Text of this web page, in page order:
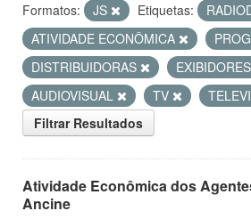
Formatos: JS Etiquetas:
ATIVIDADE ECONÔMICA
DISTRIBUIDORAS
EXIBIDORES
AUDIOVISUAL
TV
Filtrar Resultados
Atividade Econômica dos
Ancine